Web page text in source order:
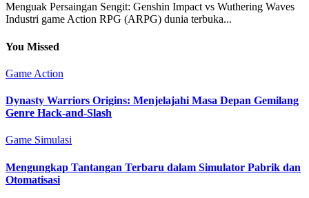
Menguak Persaingan Sengit: Genshin Impact vs Wuthering Waves
Industri game Action RPG (ARPG) dunia terbuka...
You Missed
Game Action
Dynasty Warriors Origins: Menjelajahi Masa Depan Gemilang
Genre Hack-and-Slash
Game Simulasi
Mengungkap Tantangan Terbaru dalam Simulator Pabrik dan
Otomatisasi